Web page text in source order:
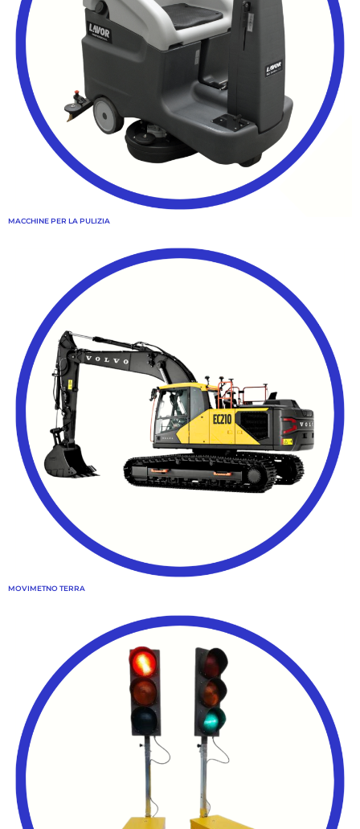
MACCHINE PER LA PULIZIA
MOVIMETNO TERRA